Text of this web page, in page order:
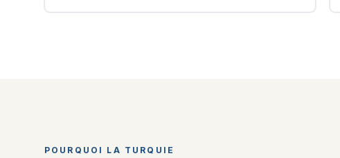
POURQUOI LA TURQUIE